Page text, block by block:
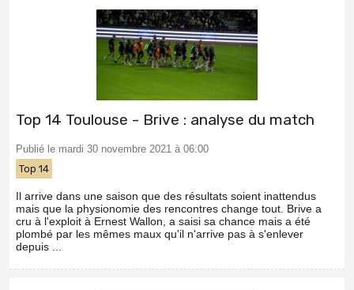
Top 14 Toulouse - Brive : analyse du match
Publié le mardi 30 novembre 2021 à 06:00
Top 14
Il arrive dans une saison que des résultats soient inattendus
mais que la physionomie des rencontres change tout. Brive a
cru à l'exploit à Ernest Wallon, a saisi sa chance mais a été
plombé par les mêmes maux qu'il n'arrive pas à s'enlever
depuis ...